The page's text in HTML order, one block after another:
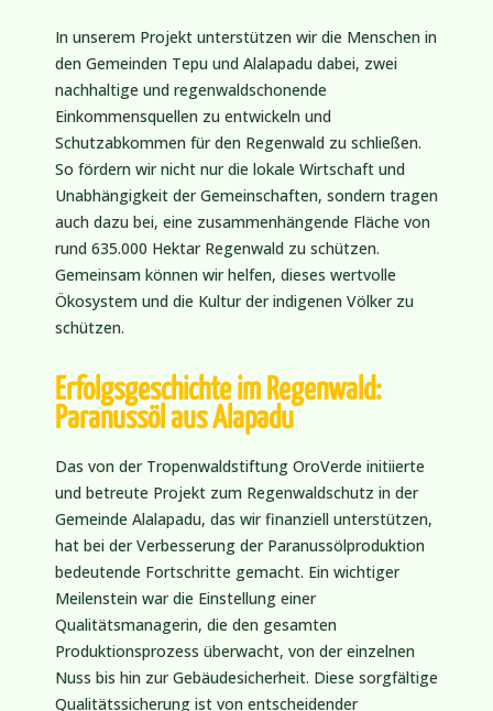
In unserem Projekt unterstützen wir die Menschen in
den Gemeinden Tepu und Alalapadu dabei, zwei
nachhaltige und regenwaldschonende
Einkommensquellen zu entwickeln und
Schutzabkommen für den Regenwald zu schließen.
So fördern wir nicht nur die lokale Wirtschaft und
Unabhängigkeit der Gemeinschaften, sondern tragen
auch dazu bei, eine zusammenhängende Fläche von
rund 635.000 Hektar Regenwald zu schützen.
Gemeinsam können wir helfen, dieses wertvolle
Ökosystem und die Kultur der indigenen Völker zu
schützen.
Erfolgsgeschichte im Regenwald:
Paranussöl aus Alapadu
Das von der Tropenwaldstiftung OroVerde initiierte
und betreute Projekt zum Regenwaldschutz in der
Gemeinde Alalapadu, das wir finanziell unterstützen,
hat bei der Verbesserung der Paranussölproduktion
bedeutende Fortschritte gemacht. Ein wichtiger
Meilenstein war die Einstellung einer
Qualitätsmanagerin, die den gesamten
Produktionsprozess überwacht, von der einzelnen
Nuss bis hin zur Gebäudesicherheit. Diese sorgfältige
Qualitätssicherung ist von entscheidender